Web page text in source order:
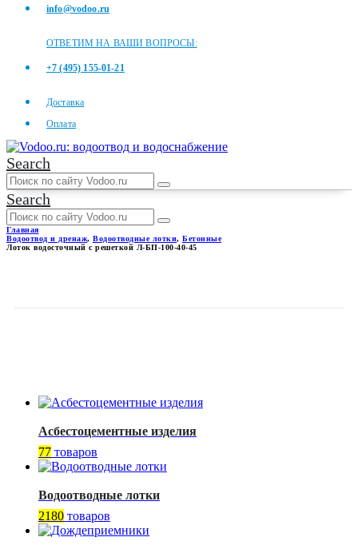
info@vodoo.ru
ОТВЕТИМ НА ВАШИ ВОПРОСЫ:
+7 (495) 155-01-21
Доставка
Оплата
Search
Search
Главная
Водоотвод и дренаж, Водоотводные лотки, Бетонные
Лоток водосточный с решеткой Л-БП-100-40-45
Асбестоцементные изделия
77 товаров
Водоотводные лотки
2180 товаров